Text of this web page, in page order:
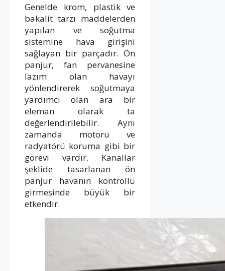
Genelde krom, plastik ve
bakalit tarzı maddelerden
yapılan ve soğutma
sistemine hava girişini
sağlayan bir parçadır. Ön
panjur, fan pervanesine
lazım olan havayı
yönlendirerek soğutmaya
yardımcı olan ara bir
eleman olarak ta
değerlendirilebilir. Aynı
zamanda motoru ve
radyatörü koruma gibi bir
görevi vardır. Kanallar
şeklide tasarlanan ön
panjur havanın kontrollü
girmesinde büyük bir
etkendir.